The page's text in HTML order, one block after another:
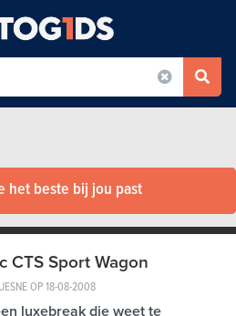
het beste bij jou past
CTS Sport Wagon
OP18-08-2008
luxebreak die weet te